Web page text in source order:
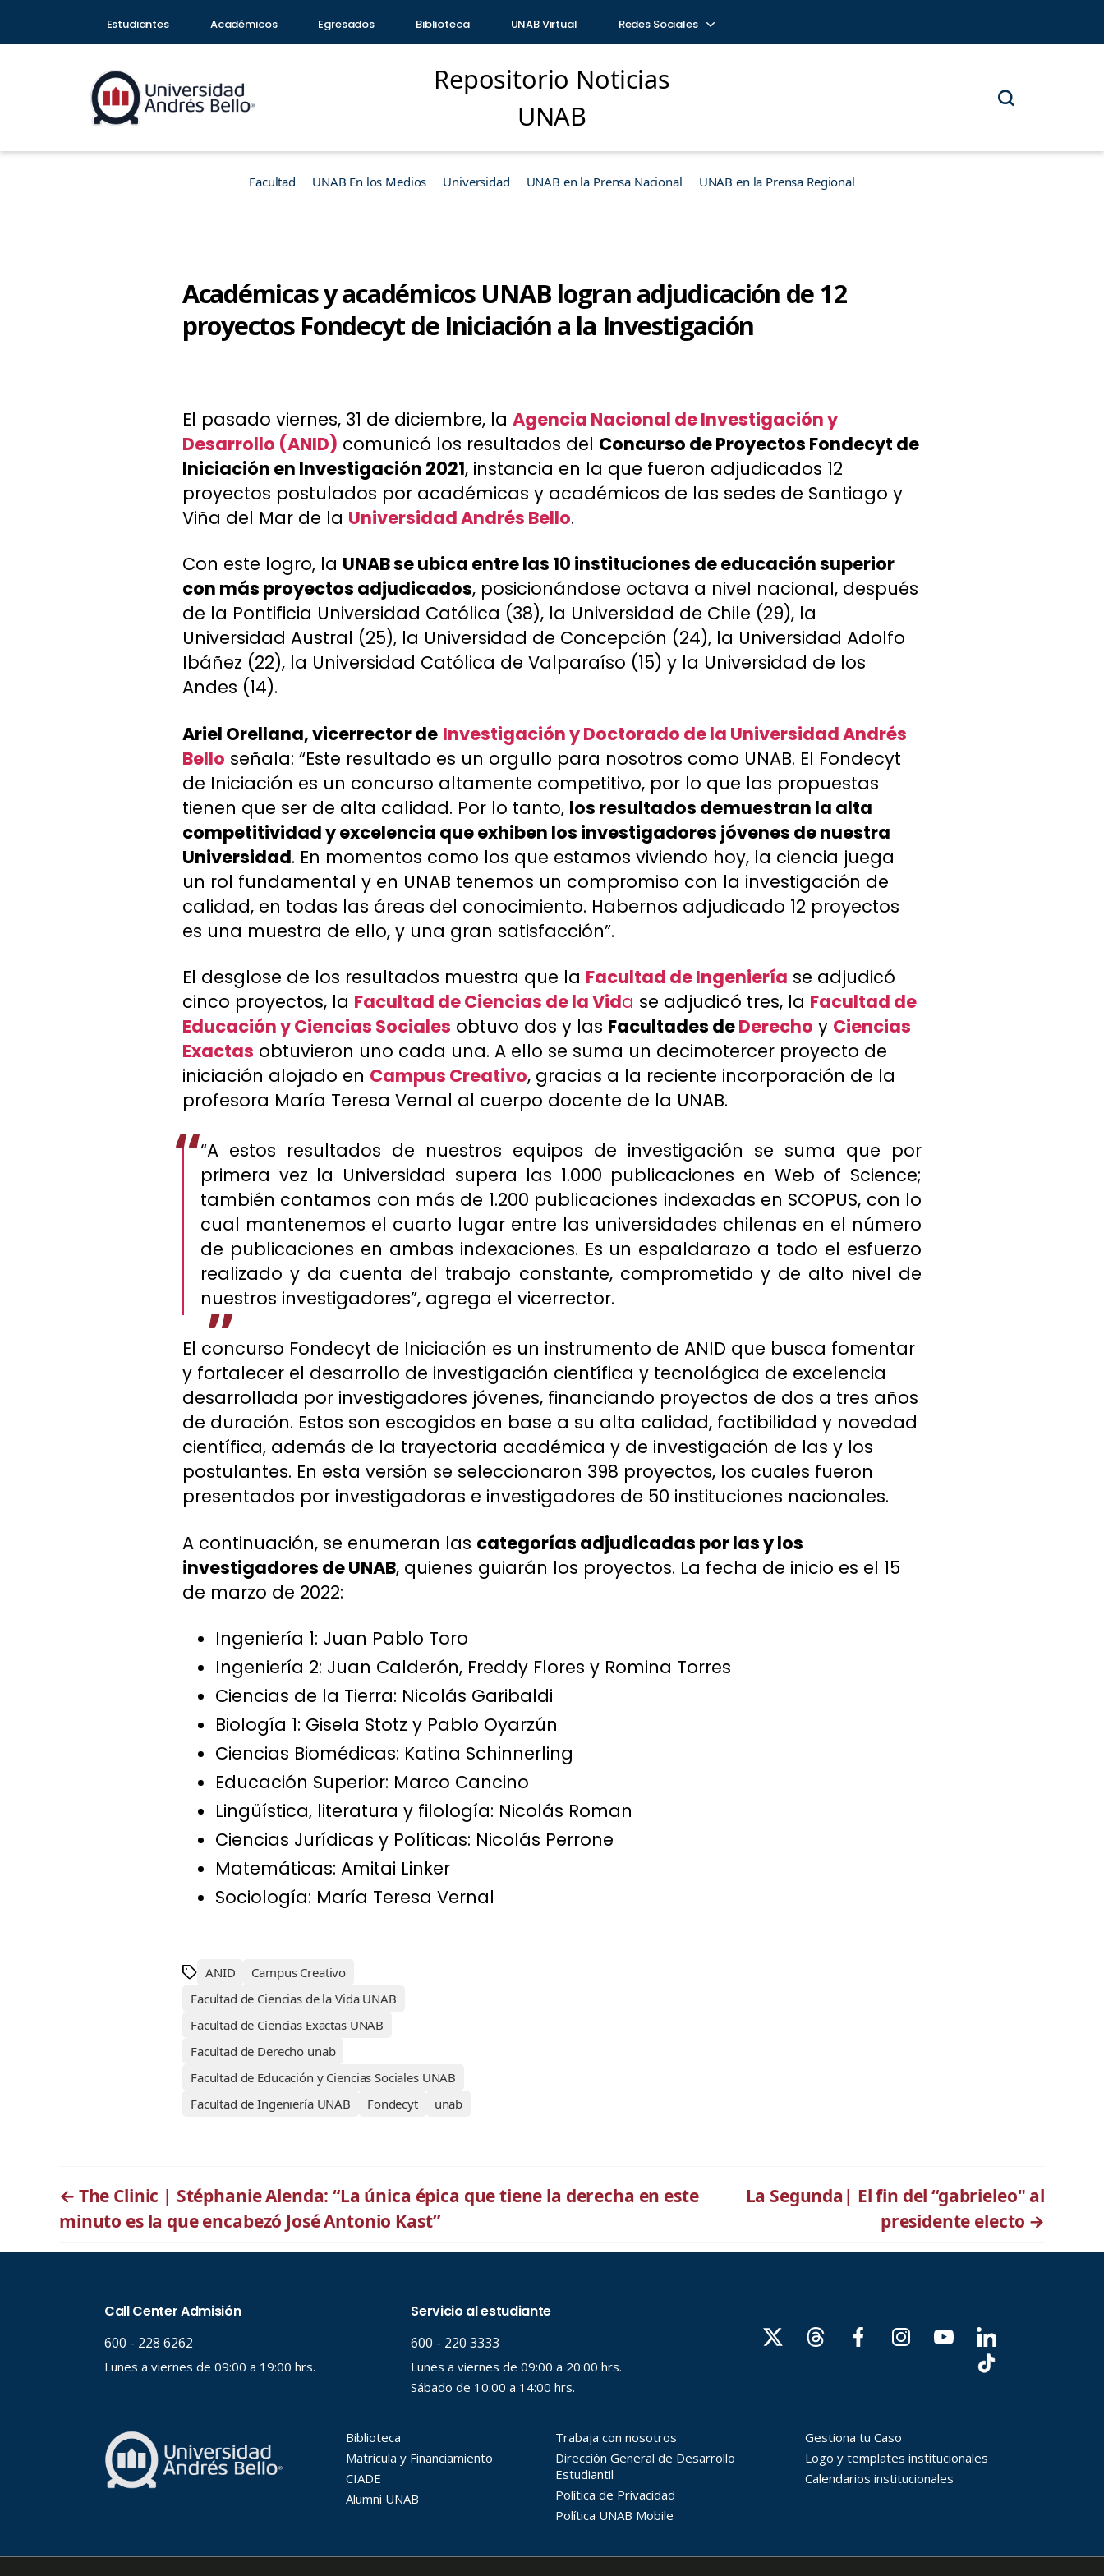
Estudiantes Académicos Egresados Biblioteca UNAB Virtual Redes Sociales
Repositorio Noticias
UNAB
Facultad UNAB En los Medios Universidad UNAB en la Prensa Nacional UNAB en la Prensa Regional
Académicas y académicos UNAB logran adjudicación de 12
proyectos Fondecyt de Iniciación a la Investigación
El pasado viernes, 31 de diciembre, la Agencia Nacional de Investigación y
Desarrollo (ANID) comunicó los resultados del Concurso de Proyectos Fondecyt de
Iniciación en Investigación 2021, instancia en la que fueron adjudicados 12
proyectos postulados por académicas y académicos de las sedes de Santiago y
Viña del Mar de la Universidad Andrés Bello.
Con este logro, la UNAB se ubica entre las 10 instituciones de educación superior
con más proyectos adjudicados, posicionándose octava a nivel nacional, después
de la Pontificia Universidad Católica (38), la Universidad de Chile (29), la
Universidad Austral (25), la Universidad de Concepción (24), la Universidad Adolfo
Ibáñez (22), la Universidad Católica de Valparaíso (15) y la Universidad de los
Andes (14).
Ariel Orellana, vicerrector de Investigación y Doctorado de la Universidad Andrés
Bello señala: “Este resultado es un orgullo para nosotros como UNAB. El Fondecyt
de Iniciación es un concurso altamente competitivo, por lo que las propuestas
tienen que ser de alta calidad. Por lo tanto, los resultados demuestran la alta
competitividad y excelencia que exhiben los investigadores jóvenes de nuestra
Universidad. En momentos como los que estamos viviendo hoy, la ciencia juega
un rol fundamental y en UNAB tenemos un compromiso con la investigación de
calidad, en todas las áreas del conocimiento. Habernos adjudicado 12 proyectos
es una muestra de ello, y una gran satisfacción”.
El desglose de los resultados muestra que la Facultad de Ingeniería se adjudicó
cinco proyectos, la Facultad de Ciencias de la Vida se adjudicó tres, la Facultad de
Educación y Ciencias Sociales obtuvo dos y las Facultades deDerecho y Ciencias
Exactas obtuvieron uno cada una. A ello se suma un decimotercer proyecto de
iniciación alojado en Campus Creativo, gracias a la reciente incorporación de la
profesora María Teresa Vernal al cuerpo docente de la UNAB.
“A estos resultados de nuestros equipos de investigación se suma que por
primera vez la Universidad supera las 1.000 publicaciones en Web of Science;
también contamos con más de 1.200 publicaciones indexadas en SCOPUS, con lo
cual mantenemos el cuarto lugar entre las universidades chilenas en el número
de publicaciones en ambas indexaciones. Es un espaldarazo a todo el esfuerzo
realizado y da cuenta del trabajo constante, comprometido y de alto nivel de
nuestros investigadores”, agrega el vicerrector.
El concurso Fondecyt de Iniciación es un instrumento de ANID que busca fomentar
y fortalecer el desarrollo de investigación científica y tecnológica de excelencia
desarrollada por investigadores jóvenes, financiando proyectos de dos a tres años
de duración. Estos son escogidos en base a su alta calidad, factibilidad y novedad
científica, además de la trayectoria académica y de investigación de las y los
postulantes. En esta versión se seleccionaron 398 proyectos, los cuales fueron
presentados por investigadoras e investigadores de 50 instituciones nacionales.
A continuación, se enumeran las categorías adjudicadas por las y los
investigadores de UNAB, quienes guiarán los proyectos. La fecha de inicio es el 15
de marzo de 2022:
Ingeniería 1: Juan Pablo Toro
Ingeniería 2: Juan Calderón, Freddy Flores y Romina Torres
Ciencias de la Tierra: Nicolás Garibaldi
Biología 1: Gisela Stotz y Pablo Oyarzún
Ciencias Biomédicas: Katina Schinnerling
Educación Superior: Marco Cancino
Lingüística, literatura y filología: Nicolás Roman
Ciencias Jurídicas y Políticas: Nicolás Perrone
Matemáticas: Amitai Linker
Sociología: María Teresa Vernal
ANID
Campus Creativo
Facultad de Ciencias de la Vida UNAB
Facultad de Ciencias Exactas UNAB
Facultad de Derecho unab
Facultad de Educación y Ciencias Sociales UNAB
Facultad de Ingeniería UNAB
Fondecyt unab
← The Clinic | Stéphanie Alenda: “La única épica que tiene la derecha en este
minuto es la que encabezó José Antonio Kast”
La Segunda| El fin del “gabrieleo" al
presidente electo →